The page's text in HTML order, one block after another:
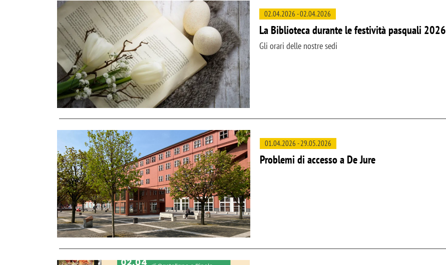
02.04.2026 -02.04.2026
La Biblioteca durante le festività pasquali 2026
Gli orari delle nostre sedi
01.04.2026 -29.05.2026
Problemi di accesso a De Jure